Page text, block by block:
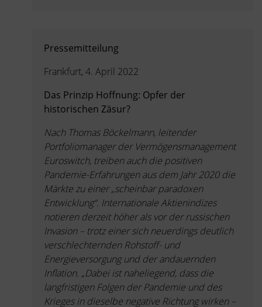
Pressemitteilung
Frankfurt, 4. April 2022
Das Prinzip Hoffnung: Opfer der
historischen Zäsur?
Nach Thomas Böckelmann, leitender
Portfoliomanager der Vermögensmanagement
Euroswitch, treiben auch die positiven
Pandemie-Erfahrungen aus dem Jahr 2020 die
Märkte zu einer „scheinbar paradoxen
Entwicklung“. Internationale Aktienindizes
notieren derzeit höher als vor der russischen
Invasion – trotz einer sich neuerdings deutlich
verschlechternden Rohstoff- und
Energieversorgung und der andauernden
Inflation. „Dabei ist naheliegend, dass die
langfristigen Folgen der Pandemie und des
Krieges in dieselbe negative Richtung wirken –